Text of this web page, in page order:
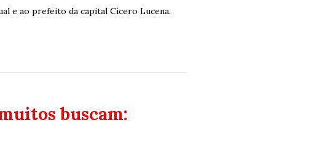
e ao prefeito da capital Cícero Lucena.
buscam: